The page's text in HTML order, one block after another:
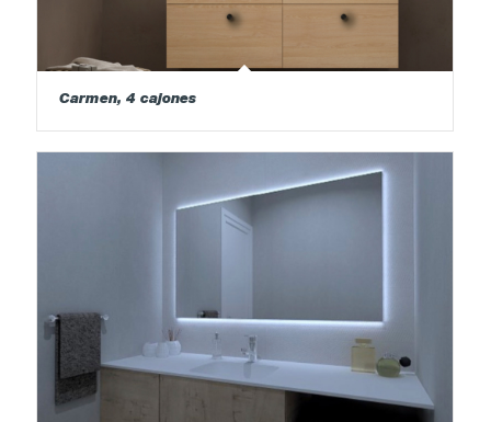
Carmen, 4 cajones